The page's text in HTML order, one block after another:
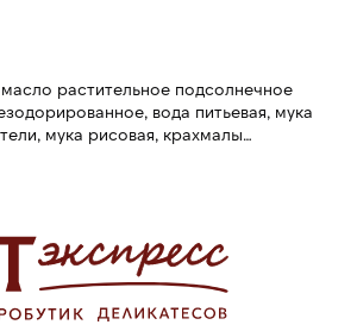
растительное подсолнечное
вода питьевая, мука
мука рисовая, крахмалы
[паприка, перцы (черный,
паприки.